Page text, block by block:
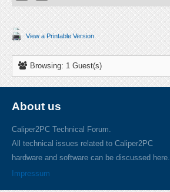
View a Printable Version
Browsing: 1 Guest(s)
About us
Caliper2PC Technical Forum.
All technical issues related to Caliper2PC
hardware and software can be discussed here.
Impressum